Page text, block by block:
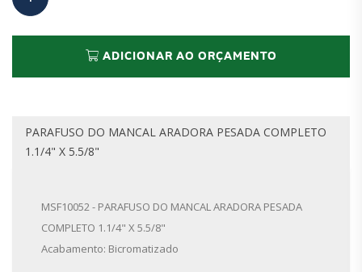
ADICIONAR AO ORÇAMENTO
PARAFUSO DO MANCAL ARADORA PESADA COMPLETO
1.1/4" X 5.5/8"
MSF10052 - PARAFUSO DO MANCAL ARADORA PESADA
COMPLETO 1.1/4" X 5.5/8"
Acabamento: Bicromatizado